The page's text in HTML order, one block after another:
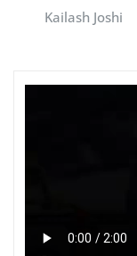
Kailash Joshi